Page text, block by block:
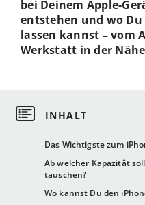
Das Wichtigste zum
Ab welcher Kapazität
tauschen?
Wo kannst Du den
bei Deinem Apple-
entstehen und wo
lassen kannst – vom
Werkstatt in der